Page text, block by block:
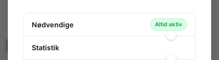
150-984 / OST08WG01GD-G5T8
Produktet udgår - Sælges så længe lager haves!
Nødvendige Altid aktiv
Statistik